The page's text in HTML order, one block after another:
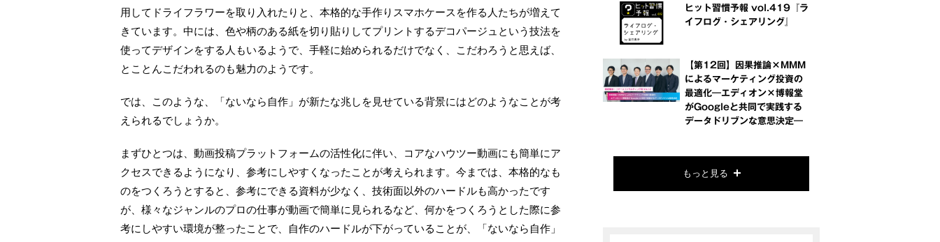
用してドライフラワーを取り入れたりと、本格的な手作りスマホケースを作る人たちが増えて
きています。中には、色や柄のある紙を切り貼りしてプリントするデコパージュという技法を
使ってデザインをする人もいるようで、手軽に始められるだけでなく、こだわろうと思えば、
とことんこだわれるのも魅力のようです。
では、このような、「ないなら自作」が新たな兆しを見せている背景にはどのようなことが考
えられるでしょうか。
まずひとつは、動画投稿プラットフォームの活性化に伴い、コアなハウツー動画にも簡単にア
クセスできるようになり、参考にしやすくなったことが考えられます。今までは、本格的なも
のをつくろうとすると、参考にできる資料が少なく、技術面以外のハードルも高かったです
が、様々なジャンルのプロの仕事が動画で簡単に見られるなど、何かをつくろうとした際に参
考にしやすい環境が整ったことで、自作のハードルが下がっていることが、「ないなら自作」
ヒット習慣予報 vol.419『ラ
イフログ・シェアリング』
【第12回】因果推論×MMM
によるマーケティング投資の
最適化―エディオン×博報堂
がGoogleと共同で実践する
データドリブンな意思決定―
もっと見る